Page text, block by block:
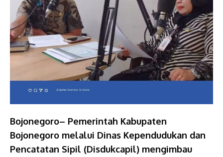
Bojonegoro– Pemerintah Kabupaten
Bojonegoro melalui Dinas Kependudukan dan
Pencatatan Sipil (Disdukcapil) mengimbau